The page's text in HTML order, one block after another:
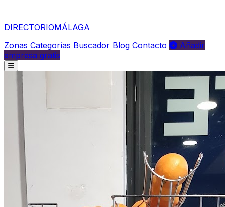
DIRECTORIOMÁLAGA
Zonas Categorías Buscador Blog Contacto
Añadir
empresa gratis